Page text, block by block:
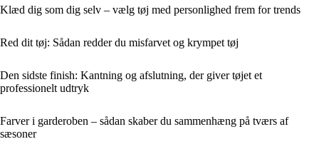
Klæd dig som dig selv – vælg tøj med personlighed frem for trends
Red dit tøj: Sådan redder du misfarvet og krympet tøj
Den sidste finish: Kantning og afslutning, der giver tøjet et
professionelt udtryk
Farver i garderoben – sådan skaber du sammenhæng på tværs af
sæsoner